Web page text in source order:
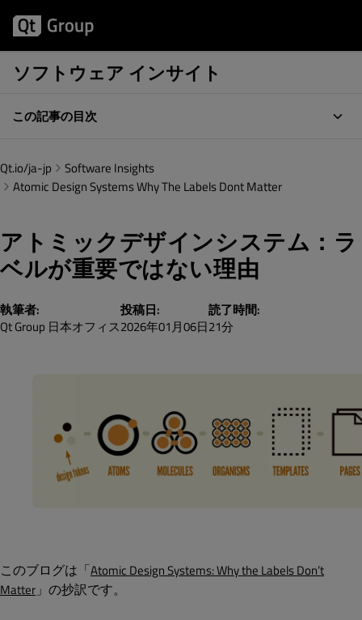
ソフトウェア インサイト
この記事の目次
Qt.io/ja-jp
Software Insights
Atomic Design Systems Why The Labels Dont Matter
アトミックデザインシステム：ラ
ベルが重要ではない理由
執筆者:
Qt Group 日本オフィス
投稿日:
2026年01月06日
読了時間:
21分
このブログは「Atomic Design Systems: Why the Labels Don’t
Matter 」の抄訳です。